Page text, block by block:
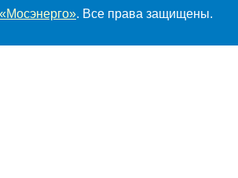
. Все права защищены.